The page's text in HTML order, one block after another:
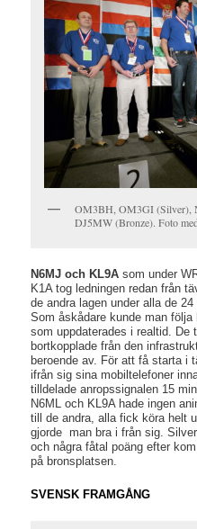
OM3BH, OM3GI (Silver),
DJ5MW (Bronze). Foto
N6MJ och KL9A som under
K1A tog ledningen redan från
de andra lagen under alla de
Som åskådare kunde man
som uppdaterades i realtid. De
bortkopplade från den
beroende av. För att få starta i
ifrån sig sina mobiltelefoner
tilldelade anropssignalen 15
N6ML och KL9A hade ingen
till de andra, alla fick köra helt
gjorde man bra i från sig.
och några fåtal poäng efter
på bronsplatsen.
SVENSK FRAMGÅNG